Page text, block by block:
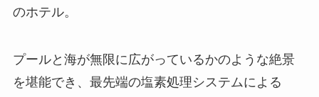
のホテル。
プールと海が無限に広がっているかのような絶景
を堪能でき、最先端の塩素処理システムによる